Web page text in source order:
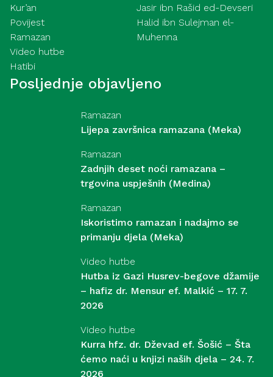
Kur’an
Povijest
Ramazan
Video hutbe
Hatibi
Jasir ibn Rašid ed-Devseri
Halid ibn Sulejman el-
Muhenna
Posljednje objavljeno
Ramazan
Lijepa završnica ramazana (Meka)
Ramazan
Zadnjih deset noći ramazana –
trgovina uspješnih (Medina)
Ramazan
Iskoristimo ramazan i nadajmo se
primanju djela (Meka)
Video hutbe
Hutba iz Gazi Husrev-begove džamije
– hafiz dr. Mensur ef. Malkić – 17. 7.
2026
Video hutbe
Kurra hfz. dr. Dževad ef. Šošić – Šta
ćemo naći u knjizi naših djela – 24. 7.
2026